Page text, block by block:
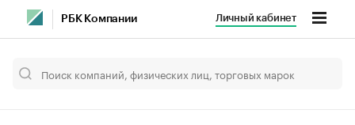
РБК Компании Личный кабинет